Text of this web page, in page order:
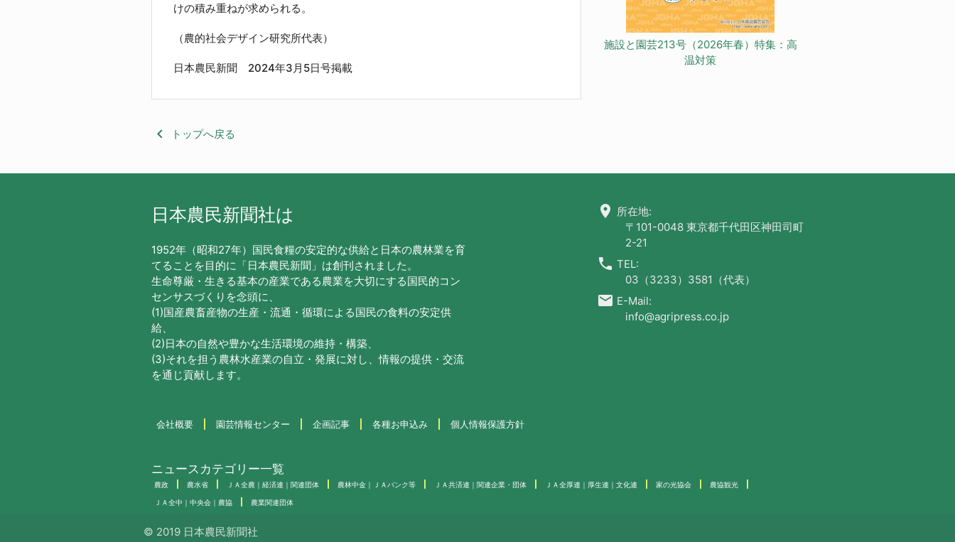
けの積み重ねが求められる。
（農的社会デザイン研究所代表）
日本農民新聞 2024年3月5日号掲載
keyboard_arrow_left トップへ戻る
施設と園芸213号（2026年春）特集：高
温対策
日本農民新聞社は
1952年（昭和27年）国民食糧の安定的な供給と日本の農林業を育
てることを目的に「日本農民新聞」は創刊されました。
生命尊厳・生きる基本の産業である農業を大切にする国民的コン
センサスづくりを念頭に、
(1)国産農畜産物の生産・流通・循環による国民の食料の安定供
給、
(2)日本の自然や豊かな生活環境の維持・構築、
(3)それを担う農林水産業の自立・発展に対し、情報の提供・交流
を通じ貢献します。
location_on 所在地:
〒101-0048 東京都千代田区神田司町
2-21
call TEL:
03（3233）3581（代表）
email E-Mail:
info@agripress.co.jp
会社概要 園芸情報センター 企画記事 各種お申込み 個人情報保護方針
ニュースカテゴリー一覧
農政 農水省 ＪＡ全農｜経済連｜関連団体 農林中金｜ＪＡバンク等 ＪＡ共済連｜関連企業・団体 ＪＡ全厚連｜厚生連｜文化連 家の光協会 農協観光
ＪＡ全中｜中央会｜農協 農業関連団体
© 2019 日本農民新聞社